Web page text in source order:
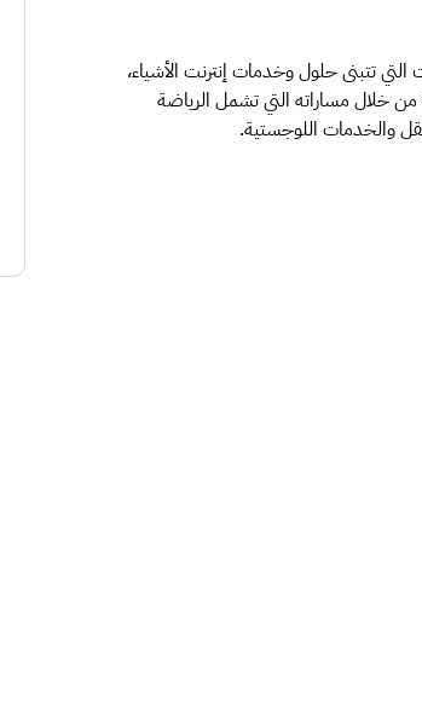
التي تتبنى حلول وخدمات إنترنت الأشياء،
خلال مساراته التي تشمل الرياضة
والخدمات اللوجستية.